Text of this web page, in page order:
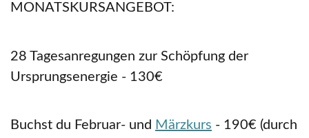
MONATSKURSANGEBOT:
28 Tagesanregungen zur Schöpfung der
Ursprungsenergie - 130€
Buchst du Februar- und Märzkurs - 190€ (durch